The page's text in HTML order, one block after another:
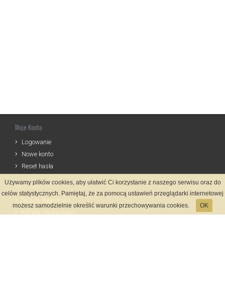
Moje Konto
Logowanie
Nowe konto
Reset hasła
Informacje
Używamy plików cookies, aby ułatwić Ci korzystanie z naszego serwisu oraz do
celów statystycznych. Pamiętaj, że za pomocą ustawień przeglądarki internetowej
możesz samodzielnie określić warunki przechowywania cookies.
OK